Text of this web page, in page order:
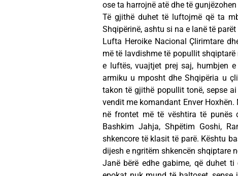
ose ta harrojnë atë dhe të
Të gjithë duhet të luftojmë që ta
Shqipërinë, ashtu si na e lanë të parët
Lufta Heroike Nacional Çlirimtare
më të lavdishme të popullit
e luftës, vuajtjet prej saj, humbjen
armiku u mposht dhe Shqipëria u
takon të gjithë popullit tonë, sepse
vendit me komandant Enver
në frontet më të vështira të punës
Bashkim Jahja, Shpëtim Goshi,
shkencore të klasit të parë. Kështu
dijesh e ngritëm shkencën shqiptare
Janë bërë edhe gabime, që duhet